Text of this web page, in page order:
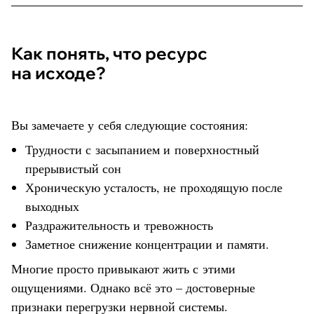
Как понять, что ресурс
на исходе?
Вы замечаете у себя следующие состояния:
Трудности с засыпанием и поверхностный
прерывистый сон
Хроническую усталость, не проходящую после
выходных
Раздражительность и тревожность
Заметное снижение концентрации и памяти.
Многие просто привыкают жить с этими
ощущениями. Однако всё это – достоверные
признаки перегрузки нервной системы.